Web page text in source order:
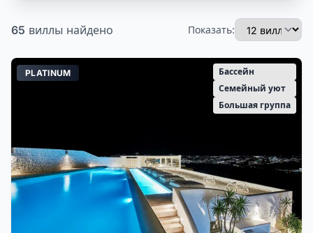
65 виллы найдено Показать:
PLATINUM
Бассейн
Семейный уют
Большая группа